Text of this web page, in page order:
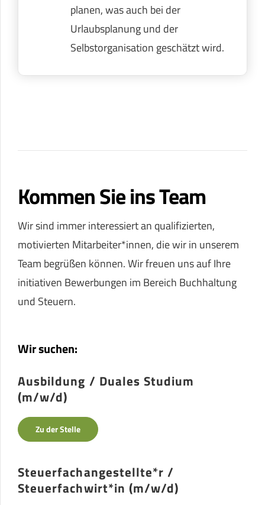
planen, was auch bei der
Urlaubsplanung und der
Selbstorganisation geschätzt wird.
Kommen Sie ins Team
Wir sind immer interessiert an qualifizierten,
motivierten Mitarbeiter*innen, die wir in unserem
Team begrüßen können. Wir freuen uns auf Ihre
initiativen Bewerbungen im Bereich Buchhaltung
und Steuern.
Wir suchen:
Ausbildung / Duales Studium
(m/w/d)
Zu der Stelle
Steuerfachangestellte*r /
Steuerfachwirt*in (m/w/d)